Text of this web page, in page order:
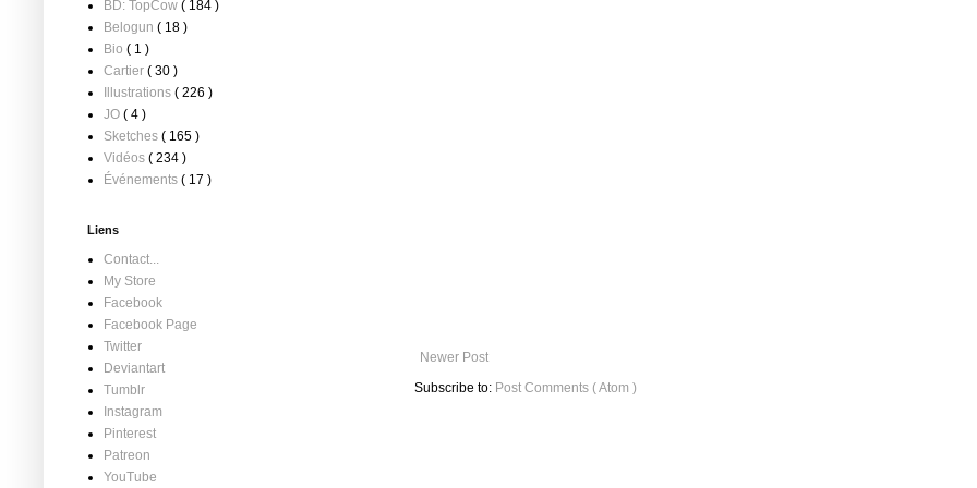
Newer Post
Subscribe to: Post Comments ( Atom )
BD: TopCow ( 184 )
Belogun ( 18 )
Bio ( 1 )
Cartier ( 30 )
Illustrations ( 226 )
JO ( 4 )
Sketches ( 165 )
Vidéos ( 234 )
Événements ( 17 )
Liens
Contact...
My Store
Facebook
Facebook Page
Twitter
Deviantart
Tumblr
Instagram
Pinterest
Patreon
YouTube